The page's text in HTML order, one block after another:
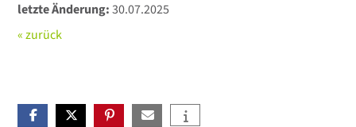
letzte Änderung:30.07.2025
« zurück